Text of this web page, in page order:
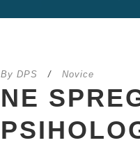
By DPS / Novice
NE